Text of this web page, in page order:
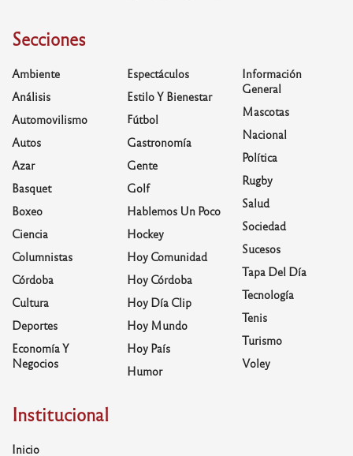
Secciones
Ambiente
Análisis
Automovilismo
Autos
Azar
Basquet
Boxeo
Ciencia
Columnistas
Córdoba
Cultura
Deportes
Economía Y
Negocios
Espectáculos
Estilo Y Bienestar
Fútbol
Gastronomía
Gente
Golf
Hablemos Un Poco
Hockey
Hoy Comunidad
Hoy Córdoba
Hoy Día Clip
Hoy Mundo
Hoy País
Humor
Información
General
Mascotas
Nacional
Política
Rugby
Salud
Sociedad
Sucesos
Tapa Del Día
Tecnología
Tenis
Turismo
Voley
Institucional
Inicio